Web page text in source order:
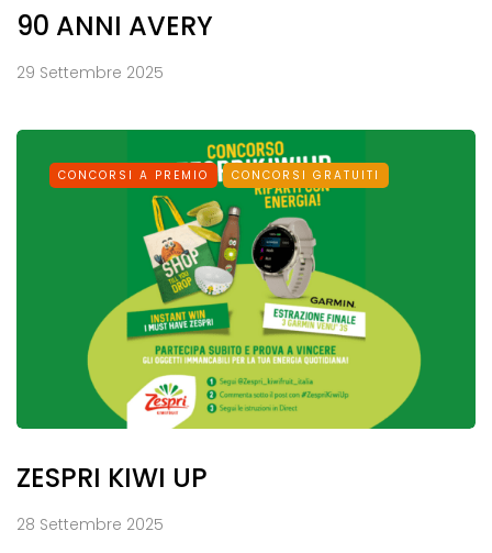
90 ANNI AVERY
29 Settembre 2025
CONCORSI A PREMIO CONCORSI GRATUITI
ZESPRI KIWI UP
28 Settembre 2025